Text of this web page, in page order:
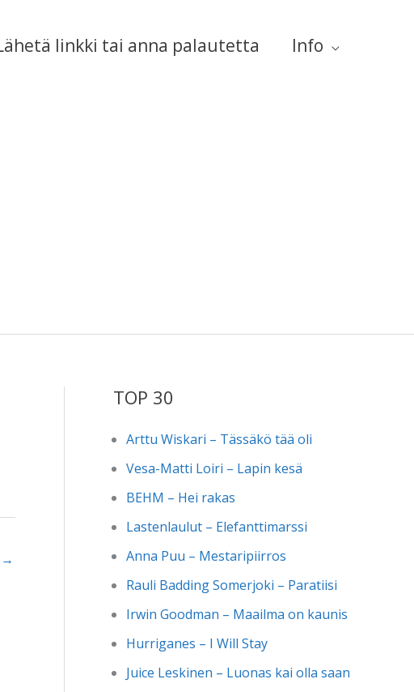
linkki tai anna palautetta Info
→
TOP 30
Arttu Wiskari – Tässäkö tää oli
Vesa-Matti Loiri – Lapin kesä
BEHM – Hei rakas
Lastenlaulut – Elefanttimarssi
Anna Puu – Mestaripiirros
Rauli Badding Somerjoki – Paratiisi
Irwin Goodman – Maailma on kaunis
Hurriganes – I Will Stay
Juice Leskinen – Luonas kai olla saan